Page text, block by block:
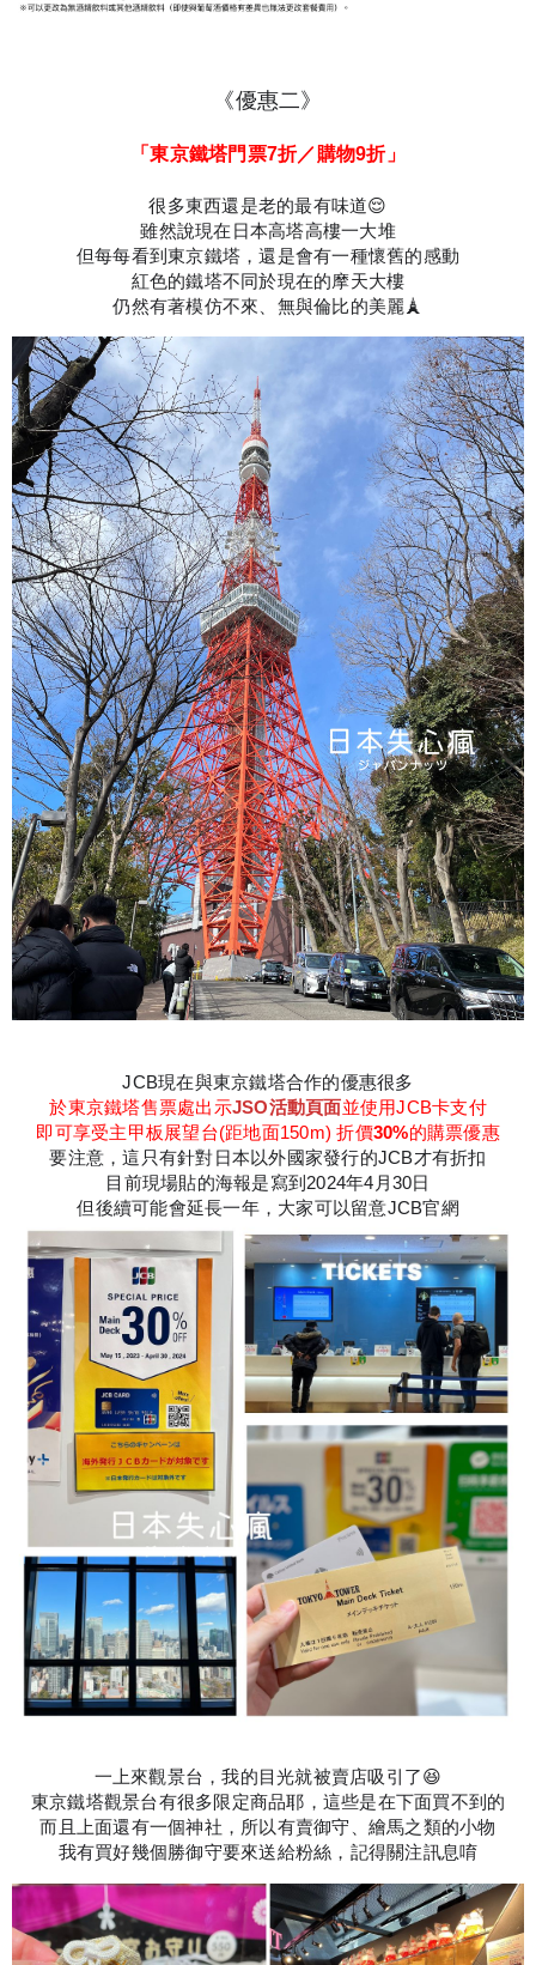
《優惠二》
「東京鐵塔門票7折／購物9折」
很多東西還是老的最有味道😌
雖然說現在日本高塔高樓一大堆
但每每看到東京鐵塔，還是會有一種懷舊的感動
紅色的鐵塔不同於現在的摩天大樓
仍然有著模仿不來、無與倫比的美麗🗼
JCB現在與東京鐵塔合作的優惠很多
於東京鐵塔售票處出示JSO活動頁面並使用JCB卡支付
即可享受主甲板展望台(距地面150m) 折價30%的購票優惠
要注意，這只有針對日本以外國家發行的JCB才有折扣
目前現場貼的海報是寫到2024年4月30日
但後續可能會延長一年，大家可以留意JCB官網
一上來觀景台，我的目光就被賣店吸引了😆
東京鐵塔觀景台有很多限定商品耶，這些是在下面買不到的
而且上面還有一個神社，所以有賣御守、繪馬之類的小物
我有買好幾個勝御守要來送給粉絲，記得關注訊息唷